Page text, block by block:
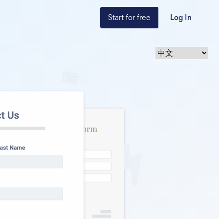
Start for free Log In